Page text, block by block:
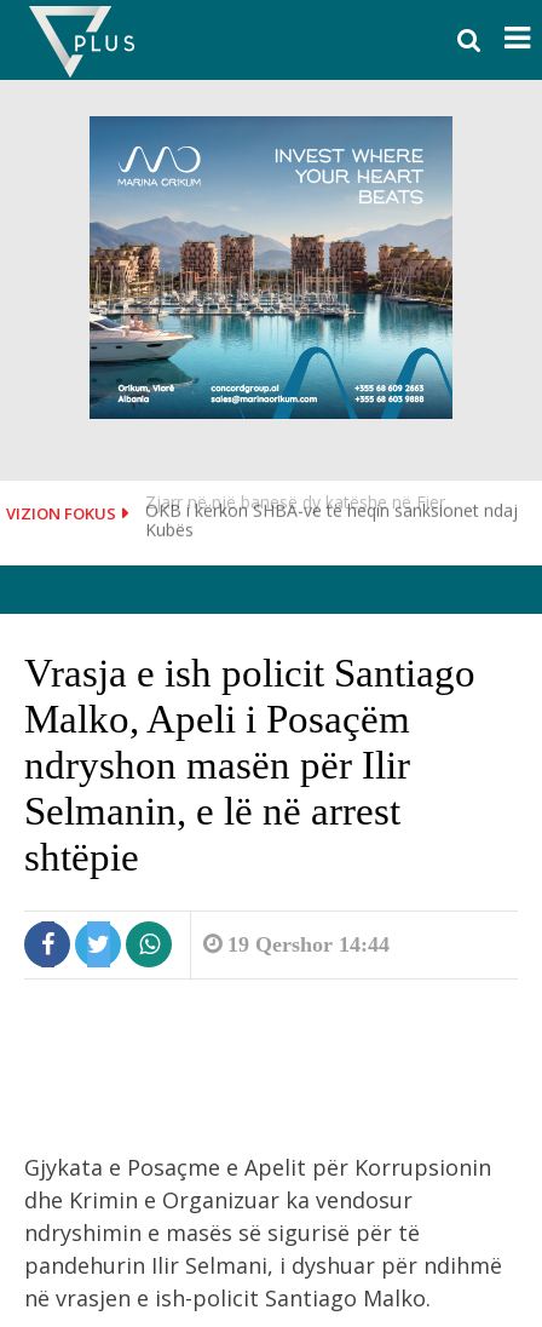
Skip
content
VIZION FOKUS OKB i kërkon SHBA-ve të heqin sanksionet ndaj
Kubës
Vrasja e ish policit Santiago
Malko, Apeli i Posaçëm
ndryshon masën për Ilir
Selmanin, e lë në arrest
shtëpie
19 Qershor 14:44
Gjykata e Posaçme e Apelit për Korrupsionin
dhe Krimin e Organizuar ka vendosur
ndryshimin e masës së sigurisë për të
pandehurin Ilir Selmani, i dyshuar për ndihmë
në vrasjen e ish-policit Santiago Malko.